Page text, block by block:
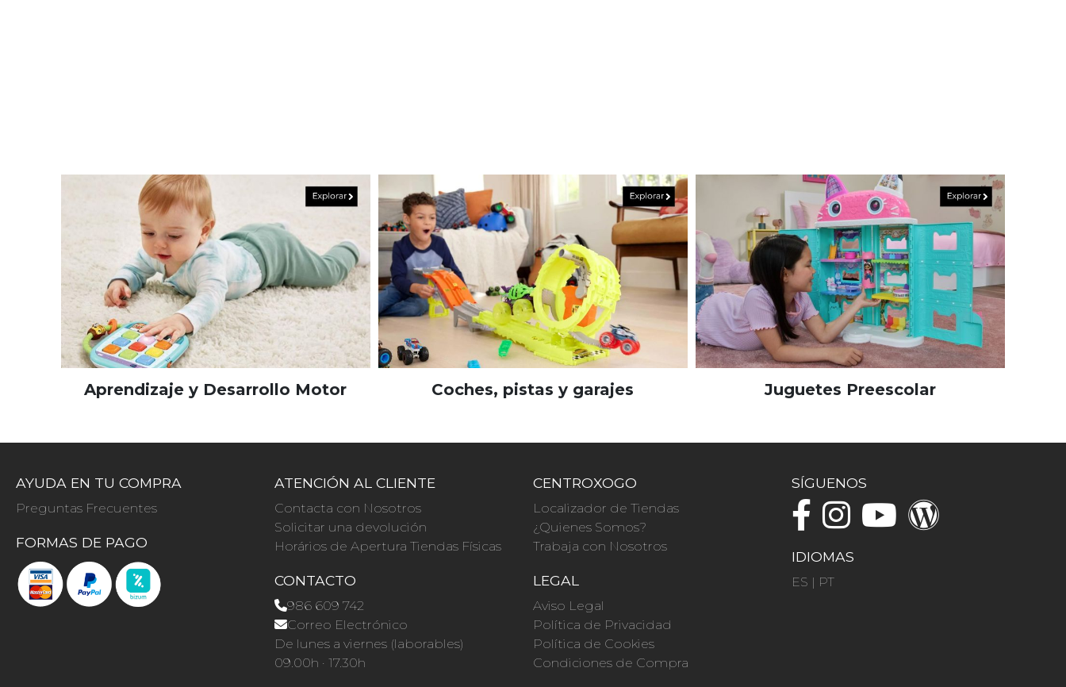
Aprendizaje y Desarrollo Motor Coches, pistas y garajes Juguetes Preescolar
AYUDA EN TU COMPRA
Preguntas Frecuentes
FORMAS DE PAGO
ATENCIÓN AL CLIENTE
Contacta con Nosotros
Solicitar una devolución
Horários de Apertura Tiendas Físicas
CONTACTO
986 609 742
Correo Electrónico
De lunes a viernes (laborables)
09.00h · 17.30h
CENTROXOGO
Localizador de Tiendas
¿Quienes Somos?
Trabaja con Nosotros
LEGAL
Aviso Legal
Política de Privacidad
Política de Cookies
Condiciones de Compra
SÍGUENOS
IDIOMAS
ES | PT